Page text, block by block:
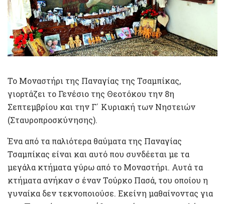
Το Μοναστήρι της Παναγίας της Τσαμπίκας,
γιορτάζει το Γενέσιο της Θεοτόκου την 8η
Σεπτεμβρίου και την Γ΄ Κυριακή των Νηστειών
(Σταυροπροσκύνησης).
Ένα από τα παλιότερα θαύματα της Παναγίας
Τσαμπίκας είναι και αυτό που συνδέεται με τα
μεγάλα κτήματα γύρω από το Μοναστήρι. Αυτά τα
κτήματα ανήκαν σ έναν Τούρκο Πασά, του οποίου η
γυναίκα δεν τεκνοποιούσε. Εκείνη μαθαίνοντας για